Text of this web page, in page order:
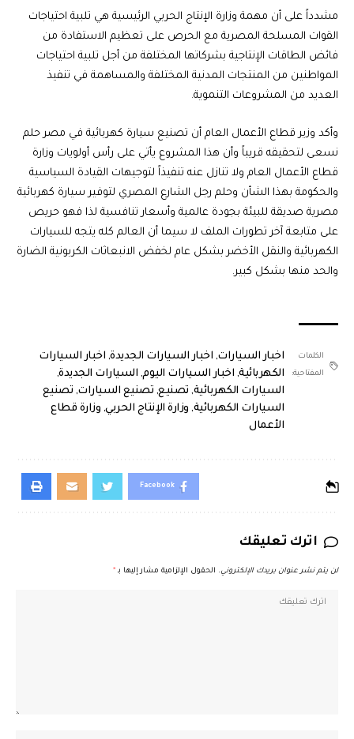
مشدداً على أن مهمة وزارة الإنتاج الحربي الرئيسية هي تلبية احتياجات
القوات المسلحة المصرية مع الحرص على تعظيم الاستفادة من
فائض الطاقات الإنتاجية بشركاتها المختلفة من أجل تلبية احتياجات
المواطنين من المنتجات المدنية المختلفة والمساهمة في تنفيذ
العديد من المشروعات التنموية.
وأكد وزير قطاع الأعمال العام أن تصنيع سيارة كهربائية في مصر حلم
نسعى لتحقيقه قريباً وأن هذا المشروع يأتي على رأس أولويات وزارة
قطاع الأعمال العام ولا تنازل عنه تنفيذاً لتوجيهات القيادة السياسية
والحكومة بهذا الشأن وحلم رجل الشارع المصري لتوفير سيارة كهربائية
مصرية صديقة للبيئة بجودة عالمية وأسعار تنافسية لذا فهو حريص
على متابعة آخر تطورات الملف لا سيما أن العالم كله يتجه للسيارات
الكهربائية والنقل الأخضر بشكل عام لخفض الانبعاثات الكربونية الضارة
والحد منها بشكل كبير.
الكلمات
المفتاحية:
اخبار السيارات, اخبار السيارات الجديدة, اخبار السيارات
الكهربائية, اخبار السيارات اليوم, السيارات الجديدة,
السيارات الكهربائية, تصنيع, تصنيع السيارات, تصنيع
السيارات الكهربائية, وزارة الإنتاج الحربي, وزارة قطاع
الأعمال
Facebook
اترك تعليقك
لن يتم نشر عنوان بريدك الإلكتروني. الحقول الإلزامية مشار إليها بـ *